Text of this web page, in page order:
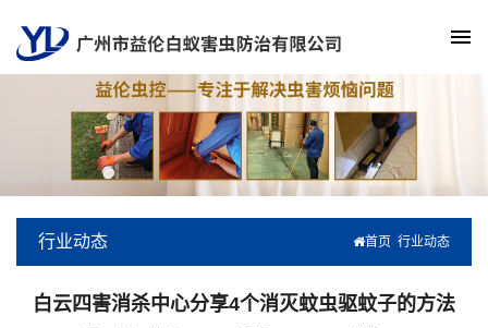
行业动态 首页 行业动态
白云四害消杀中心分享4个消灭蚊虫驱蚊子的方法